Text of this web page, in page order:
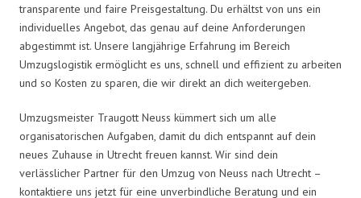
transparente und faire Preisgestaltung. Du erhältst von uns ein
individuelles Angebot, das genau auf deine Anforderungen
abgestimmt ist. Unsere langjährige Erfahrung im Bereich
Umzugslogistik ermöglicht es uns, schnell und effizient zu arbeiten
und so Kosten zu sparen, die wir direkt an dich weitergeben.
Umzugsmeister Traugott Neuss kümmert sich um alle
organisatorischen Aufgaben, damit du dich entspannt auf dein
neues Zuhause in Utrecht freuen kannst. Wir sind dein
verlässlicher Partner für den Umzug von Neuss nach Utrecht –
kontaktiere uns jetzt für eine unverbindliche Beratung und ein